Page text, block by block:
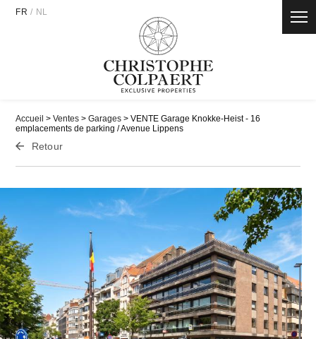
FR / NL
Accueil >Ventes >Garages > VENTE Garage Knokke-Heist - 16
emplacements de parking / Avenue Lippens
Retour